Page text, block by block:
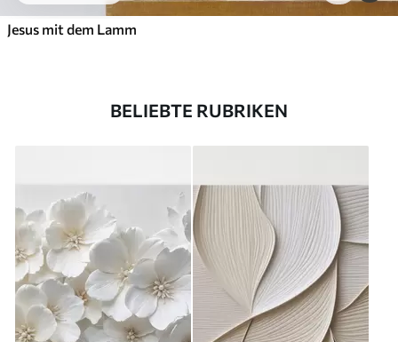
Jesus mit dem Lamm
BELIEBTE RUBRIKEN